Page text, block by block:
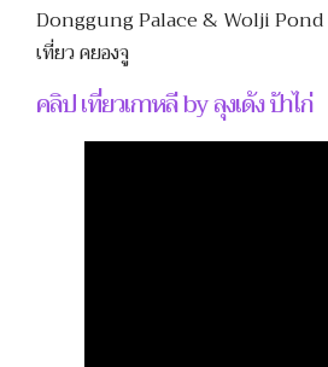
Donggung Palace & Wolji Pond
เที่ยว คยองจู
คลิป เที่ยวเกาหลี by ลุงเด้ง ป้าไก่